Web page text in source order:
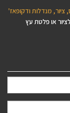
ציור, מנדלות ודקופאז'
או פלטת עץ